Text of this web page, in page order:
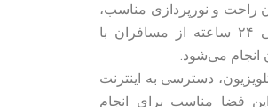
راحت و نورپردازی مناسب،
به مسافران احساس آرامش می‌دهد. همچنین، پذیرایی ۲۴ ساعته از مسافران با
انجام می‌شود.
دسترسی به اینترنت
فضا مناسب برای انجام